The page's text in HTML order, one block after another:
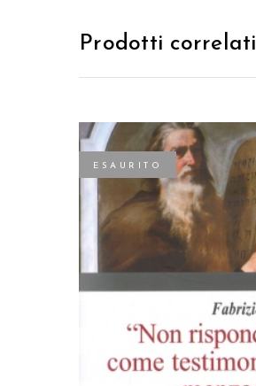
Prodotti correlati
ESAURITO
LEGGI TUTTO